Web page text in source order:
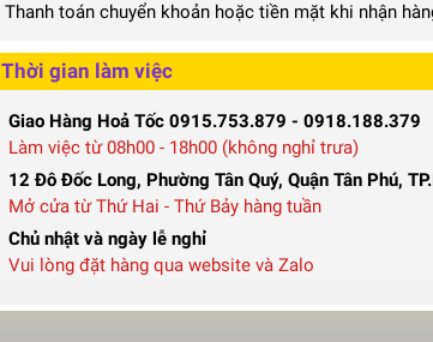
Thanh toán chuyển khoản hoặc tiền mặt khi nhận
Thời gian làm việc
Giao Hàng Hoả Tốc 0915.753.879 - 0918.188.379
Làm việc từ 08h00 - 18h00 (không nghỉ trưa)
12 Đô Đốc Long, Phường Tân Quý, Quận Tân Phú,
Mở cửa từ Thứ Hai - Thứ Bảy hàng tuần
Chủ nhật và ngày lễ nghỉ
Vui lòng đặt hàng qua website và Zalo